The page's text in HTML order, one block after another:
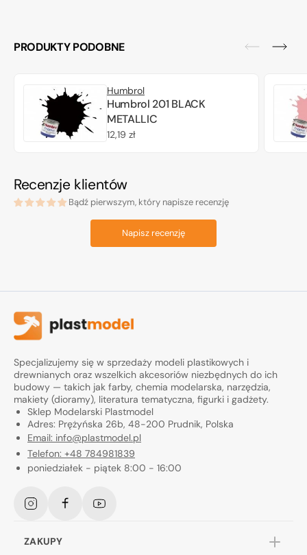
PRODUKTY PODOBNE
Humbrol
Humbrol 201 BLACK
METALLIC
Cena
12,19 zł
Recenzje klientów
Bądź pierwszym, który napisze recenzję
Napisz recenzję
Specjalizujemy się w sprzedaży modeli plastikowych i
drewnianych oraz wszelkich akcesoriów niezbędnych do ich
budowy — takich jak farby, chemia modelarska, narzędzia,
makiety (dioramy), literatura tematyczna, figurki i gadżety.
Sklep Modelarski Plastmodel
Adres: Prężyńska 26b, 48-200 Prudnik, Polska
Email: info@plastmodel.pl
Telefon: +48 784981839
poniedziałek - piątek 8:00 - 16:00
InstagramFacebookYouTube
ZAKUPY